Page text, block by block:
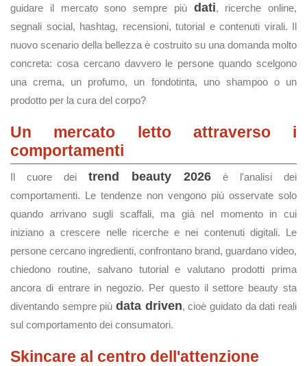
guidare il mercato sono sempre più dati, ricerche online,
segnali social, hashtag, recensioni, tutorial e contenuti virali. Il
nuovo scenario della bellezza è costruito su una domanda molto
concreta: cosa cercano davvero le persone quando scelgono
una crema, un profumo, un fondotinta, uno shampoo o un
prodotto per la cura del corpo?
Un mercato letto attraverso i
comportamenti
Il cuore dei trend beauty 2026 è l'analisi dei
comportamenti. Le tendenze non vengono più osservate solo
quando arrivano sugli scaffali, ma già nel momento in cui
iniziano a crescere nelle ricerche e nei contenuti digitali. Le
persone cercano ingredienti, confrontano brand, guardano video,
chiedono routine, salvano tutorial e valutano prodotti prima
ancora di entrare in negozio. Per questo il settore beauty sta
diventando sempre più data driven, cioè guidato da dati reali
sul comportamento dei consumatori.
Skincare al centro dell'attenzione